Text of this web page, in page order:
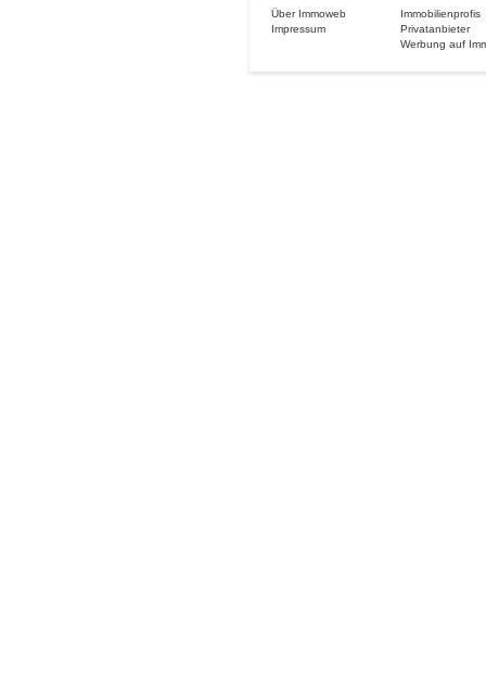
Über Immoweb
Impressum
Immobilienprofis
Privatanbieter
Werbung auf